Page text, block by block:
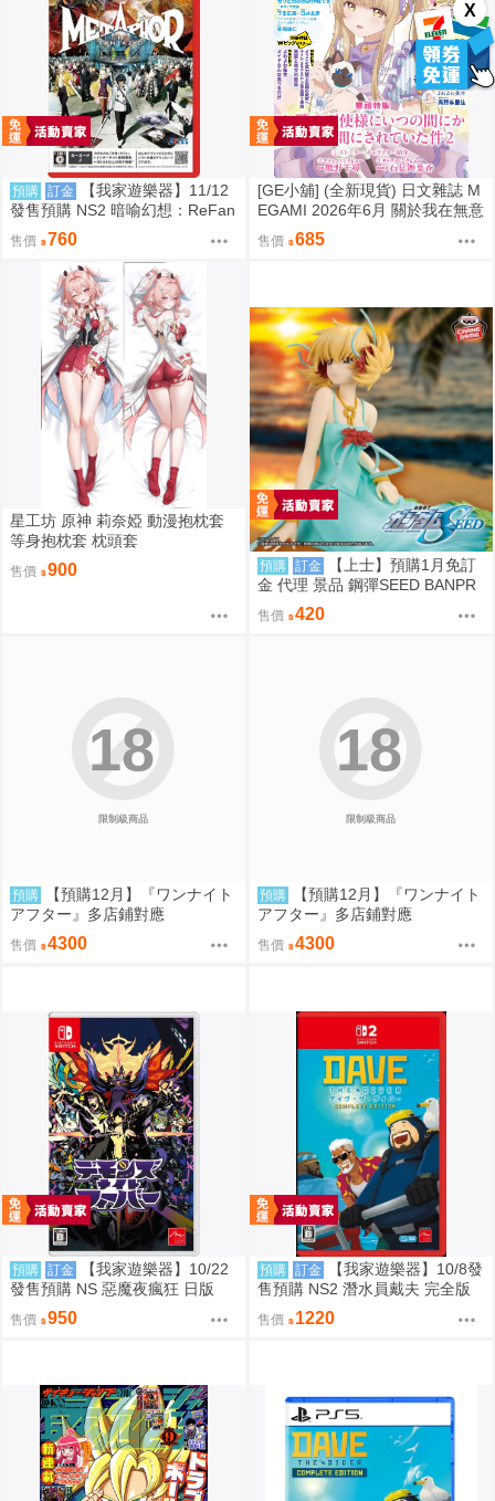
X
預購 訂金
【我家遊樂器】11/12
發售預購 NS2 暗喻幻想：ReFan
tazio 鑰匙卡 日版
售價 760
[GE小舖] (全新現貨) 日文雜誌 M
EGAMI 2026年6月 關於我在無意
間被隔壁的天使變成廢柴這件事
椎名真晝
售價 685
星工坊 原神 莉奈婭 動漫抱枕套
等身抱枕套 枕頭套
售價 900 預購 訂金
【上士】預購1月免訂
金 代理 景品 鋼彈SEED BANPR
ESTO EVOLVE 卡佳里·由拉·阿
斯哈 曉之車
售價 420
限制級商品
18
預購
【預購12月】『ワンナイト
アフター』多店鋪對應
售價 4300
限制級商品
18
預購
【預購12月】『ワンナイト
アフター』多店鋪對應
售價 4300
預購 訂金
【我家遊樂器】10/22
發售預購 NS 惡魔夜瘋狂 日版
售價 950
預購 訂金
【我家遊樂器】10/8發
售預購 NS2 潛水員戴夫 完全版
售價 1220